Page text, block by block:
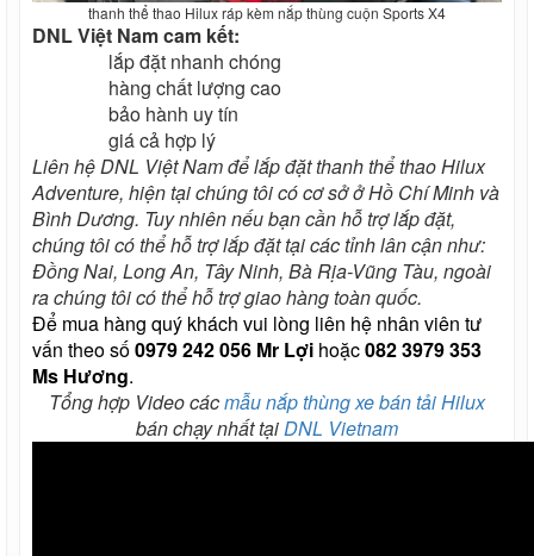
thanh thể thao Hilux ráp kèm nắp thùng cuộn Sports X4
DNL Việt Nam cam kết:
lắp đặt nhanh chóng
hàng chất lượng cao
bảo hành uy tín
giá cả hợp lý
Liên hệ DNL Việt Nam để lắp đặt thanh thể thao Hilux
Adventure, hiện tại chúng tôi có cơ sở ở Hồ Chí Minh và
Bình Dương. Tuy nhiên nếu bạn cần hỗ trợ lắp đặt,
chúng tôi có thể hỗ trợ lắp đặt tại các tỉnh lân cận như:
Đồng Nai, Long An, Tây Ninh, Bà Rịa-Vũng Tàu, ngoài
ra chúng tôi có thể hỗ trợ giao hàng toàn quốc.
Để mua hàng quý khách vui lòng liên hệ nhân viên tư
vấn theo số0979 242 056 Mr Lợi hoặc082 3979 353
Ms Hương.
Tổng hợp Video cácmẫu nắp thùng xe bán tải Hilux
bán chạy nhất tại DNL Vietnam